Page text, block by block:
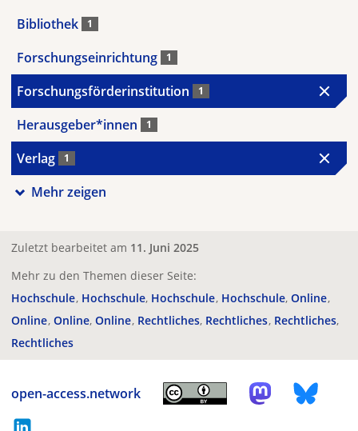
Bibliothek 1
Forschungseinrichtung 1
Forschungsförderinstitution 1
Herausgeber*innen 1
Verlag 1
Mehr zeigen
Zuletzt bearbeitet am 11. Juni 2025
Mehr zu den Themen dieser Seite:
Hochschule Hochschule Hochschule Hochschule Online
Online Online Online Rechtliches Rechtliches Rechtliches
Rechtliches
open-access.network